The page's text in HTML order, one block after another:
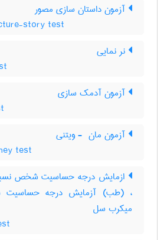
آزمون داستان سازی مصور
story test
نر نمایی
آزمون آدمک سازی
آزمون مان ‎ - ویتنی
test
ازمایش درجه حساسیت شخص
، (طب) آزمایش درجه
میکرب سل